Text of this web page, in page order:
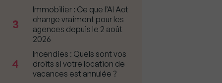
3
Immobilier : Ce que l’AI Act
change vraiment pour les
agences depuis le 2 août
2026
4
Incendies : Quels sont vos
droits si votre location de
vacances est annulée ?